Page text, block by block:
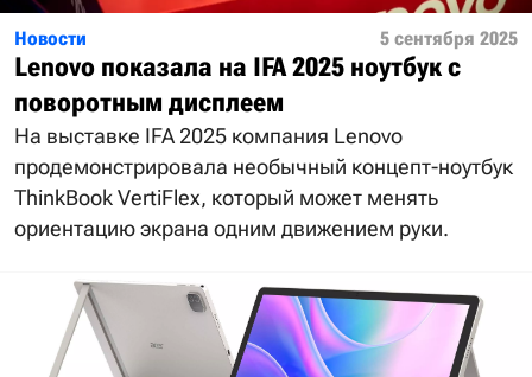
Новости 5 сентября 2025
Lenovo показала на IFA 2025 ноутбук с
поворотным дисплеем
На выставке IFA 2025 компания Lenovo
продемонстрировала необычный концепт-ноутбук
ThinkBook VertiFlex, который может менять
ориентацию экрана одним движением руки.